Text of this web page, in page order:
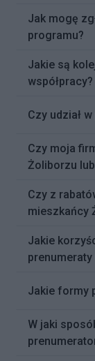
Jak mogę
programu?
Jakie są
współpracy?
Czy udział
Czy moja
Żoliborzu
Czy z
mieszkańcy
Jakie
Jakie formy
W jaki